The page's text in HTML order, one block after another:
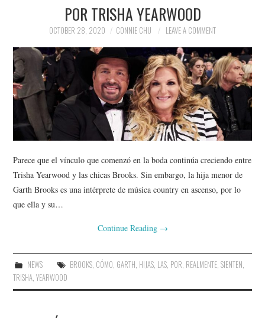
POR TRISHA YEARWOOD
OCTOBER 28, 2020 CONNIE CHU LEAVE A COMMENT
Parece que el vínculo que comenzó en la boda continúa creciendo entre
Trisha Yearwood y las chicas Brooks. Sin embargo, la hija menor de
Garth Brooks es una intérprete de música country en ascenso, por lo
que ella y su…
Continue Reading →
NEWS BROOKS, CÓMO, GARTH, HIJAS, LAS, POR, REALMENTE, SIENTEN,
TRISHA,YEARWOOD